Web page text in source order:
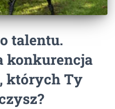
talentu.
konkurencja
których Ty